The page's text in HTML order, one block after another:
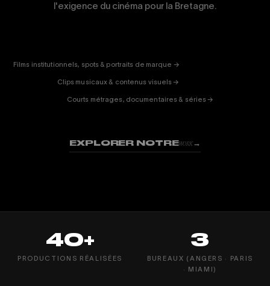
l'exigence du cinéma pour la Bretagne.
Films institutionnels, spots & portraits de marque →
Clips musicaux & contenus visuels →
FICTION
& DOC
Courts métrages, documentaires & séries →
EXPLORER NOTREWORK→
40+
PRODUCTIONS RÉALISÉES
3
BUREAUX (ANGERS · PARIS
· MIAMI)